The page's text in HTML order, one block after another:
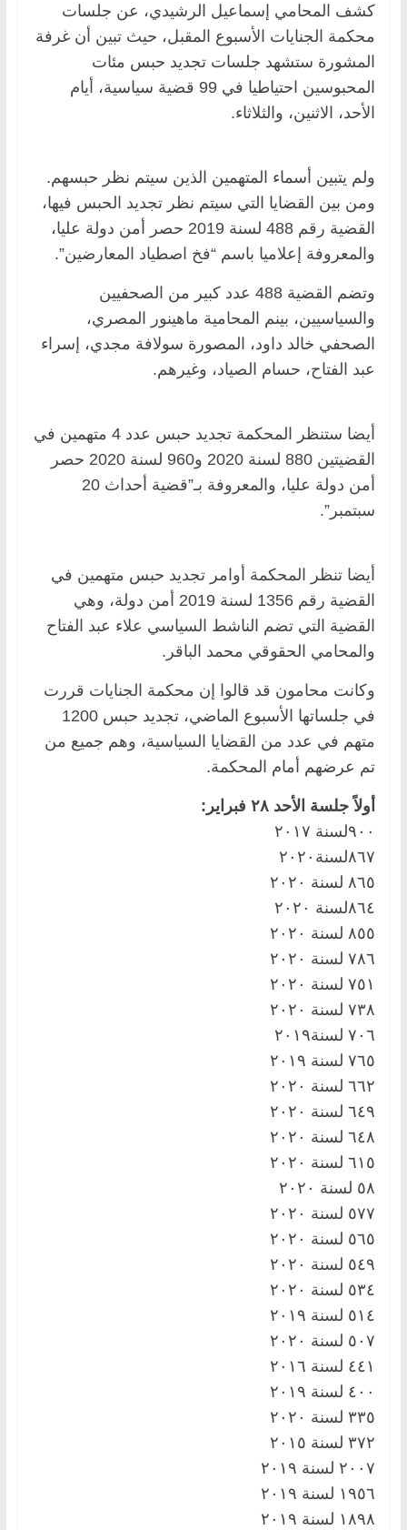
كشف المحامي إسماعيل الرشيدي، عن جلسات
محكمة الجنايات الأسبوع المقبل، حيث تبين أن غرفة
المشورة ستشهد جلسات تجديد حبس مئات
المحبوسين احتياطيا في 99 قضية سياسية، أيام
الأحد، الاثنين، والثلاثاء.
ولم يتبين أسماء المتهمين الذين سيتم نظر حبسهم.
ومن بين القضايا التي سيتم نظر تجديد الحبس فيها،
القضية رقم 488 لسنة 2019 حصر أمن دولة عليا،
والمعروفة إعلاميا باسم “فخ اصطياد المعارضين”.
وتضم القضية 488 عدد كبير من الصحفيين
والسياسيين، بينم المحامية ماهينور المصري،
الصحفي خالد داود، المصورة سولافة مجدي، إسراء
عبد الفتاح، حسام الصياد، وغيرهم.
أيضا ستنظر المحكمة تجديد حبس عدد 4 متهمين في
القضيتين 880 لسنة 2020 و960 لسنة 2020 حصر
أمن دولة عليا، والمعروفة بـ”قضية أحداث 20
سبتمبر”.
أيضا تنظر المحكمة أوامر تجديد حبس متهمين في
القضية رقم 1356 لسنة 2019 أمن دولة، وهي
القضية التي تضم الناشط السياسي علاء عبد الفتاح
والمحامي الحقوقي محمد الباقر.
وكانت محامون قد قالوا إن محكمة الجنايات قررت
في جلساتها الأسبوع الماضي، تجديد حبس 1200
متهم في عدد من القضايا السياسية، وهم جميع من
تم عرضهم أمام المحكمة.
أولاً جلسة الأحد ٢٨ فبراير:
٩٠٠لسنة ٢٠١٧
٨٦٧لسنة٢٠٢٠
٨٦٥ لسنة ٢٠٢٠
٨٦٤لسنة ٢٠٢٠
٨٥٥ لسنة ٢٠٢٠
٧٨٦ لسنة ٢٠٢٠
٧٥١ لسنة ٢٠٢٠
٧٣٨ لسنة ٢٠٢٠
٧٠٦ لسنة٢٠١٩
٧٦٥ لسنة ٢٠١٩
٦٦٢ لسنة ٢٠٢٠
٦٤٩ لسنة ٢٠٢٠
٦٤٨ لسنة ٢٠٢٠
٦١٥ لسنة ٢٠٢٠
٥٨ لسنة ٢٠٢٠
٥٧٧ لسنة ٢٠٢٠
٥٦٥ لسنة ٢٠٢٠
٥٤٩ لسنة ٢٠٢٠
٥٣٤ لسنة ٢٠٢٠
٥١٤ لسنة ٢٠١٩
٥٠٧ لسنة ٢٠٢٠
٤٤١ لسنة ٢٠١٦
٤٠٠ لسنة ٢٠١٩
٣٣٥ لسنة ٢٠٢٠
٣٧٢ لسنة ٢٠١٥
٢٠٠٧ لسنة ٢٠١٩
١٩٥٦ لسنة ٢٠١٩
١٨٩٨ لسنة ٢٠١٩